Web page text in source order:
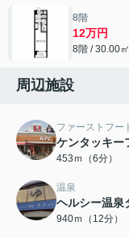
8階
12万円
8階 / 30.00
周辺施設
ファーストフー
ケンタッキー
453ｍ（6分）
温泉
ヘルシー温泉
940ｍ（12分）